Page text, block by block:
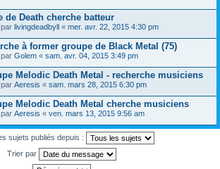
de Death cherche batteur
livingdeadbyll « mer. avr. 22, 2015 4:30 pm
à former groupe de Black Metal (75)
Golem « sam. avr. 04, 2015 3:49 pm
Melodic Death Metal - recherche musiciens
Aeresis « sam. mars 28, 2015 6:30 pm
Melodic Death Metal cherche musiciens
Aeresis « ven. mars 13, 2015 9:56 am
sujets publiés depuis :
Trier par